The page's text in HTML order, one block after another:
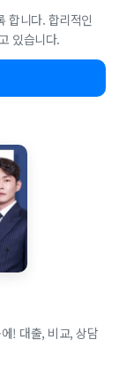
합니다. 합리적인
있습니다.
! 대출, 비교, 상담